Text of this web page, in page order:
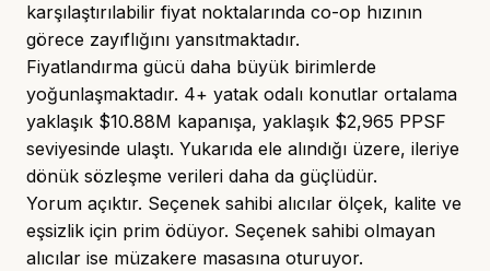
karşılaştırılabilir fiyat noktalarında co-op hızının
görece zayıflığını yansıtmaktadır.
Fiyatlandırma gücü daha büyük birimlerde
yoğunlaşmaktadır. 4+ yatak odalı konutlar ortalama
yaklaşık $10.88M kapanışa, yaklaşık $2,965 PPSF
seviyesinde ulaştı. Yukarıda ele alındığı üzere, ileriye
dönük sözleşme verileri daha da güçlüdür.
Yorum açıktır. Seçenek sahibi alıcılar ölçek, kalite ve
eşsizlik için prim ödüyor. Seçenek sahibi olmayan
alıcılar ise müzakere masasına oturuyor.